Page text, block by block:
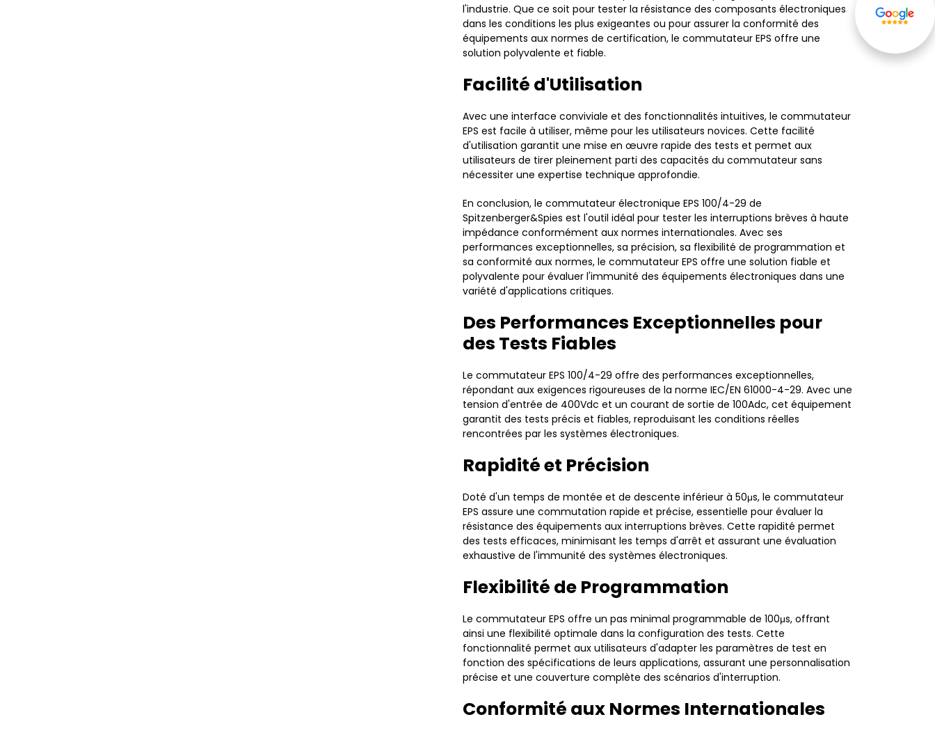
l'industrie. Que ce soit pour tester la résistance des composants électroniques
dans les conditions les plus exigeantes ou pour assurer la conformité des
équipements aux normes de certification, le commutateur EPS offre une
solution polyvalente et fiable.
Facilité d'Utilisation
Avec une interface conviviale et des fonctionnalités intuitives, le commutateur
EPS est facile à utiliser, même pour les utilisateurs novices. Cette facilité
d'utilisation garantit une mise en œuvre rapide des tests et permet aux
utilisateurs de tirer pleinement parti des capacités du commutateur sans
nécessiter une expertise technique approfondie.
En conclusion, le commutateur électronique EPS 100/4-29 de
Spitzenberger&Spies est l'outil idéal pour tester les interruptions brèves à haute
impédance conformément aux normes internationales. Avec ses
performances exceptionnelles, sa précision, sa flexibilité de programmation et
sa conformité aux normes, le commutateur EPS offre une solution fiable et
polyvalente pour évaluer l'immunité des équipements électroniques dans une
variété d'applications critiques.
Des Performances Exceptionnelles pour
des Tests Fiables
Le commutateur EPS 100/4-29 offre des performances exceptionnelles,
répondant aux exigences rigoureuses de la norme IEC/EN 61000-4-29. Avec une
tension d'entrée de 400Vdc et un courant de sortie de 100Adc, cet équipement
garantit des tests précis et fiables, reproduisant les conditions réelles
rencontrées par les systèmes électroniques.
Rapidité et Précision
Doté d'un temps de montée et de descente inférieur à 50μs, le commutateur
EPS assure une commutation rapide et précise, essentielle pour évaluer la
résistance des équipements aux interruptions brèves. Cette rapidité permet
des tests efficaces, minimisant les temps d'arrêt et assurant une évaluation
exhaustive de l'immunité des systèmes électroniques.
Flexibilité de Programmation
Le commutateur EPS offre un pas minimal programmable de 100μs, offrant
ainsi une flexibilité optimale dans la configuration des tests. Cette
fonctionnalité permet aux utilisateurs d'adapter les paramètres de test en
fonction des spécifications de leurs applications, assurant une personnalisation
précise et une couverture complète des scénarios d'interruption.
Conformité aux Normes Internationales
Avis de nos